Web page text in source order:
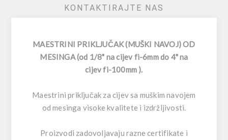
KONTAKTIRAJTE NAS
MAESTRINI PRIKLJUČAK (MUŠKI NAVOJ) OD
MESINGA (od 1/8" na cijev fi-6mm do 4" na
cijev fi-100mm ).
Maestrini priključak za cijev sa muškim navojem
od mesinga visoke kvalitete i izdržljivosti.
Proizvodi zadovoljavaju razne certifikate i